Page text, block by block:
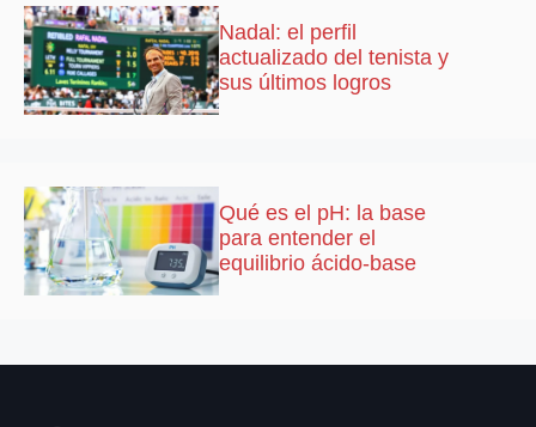
Nadal: el perfil
actualizado del tenista y
sus últimos logros
Qué es el pH: la base
para entender el
equilibrio ácido-base